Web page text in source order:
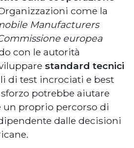
come la
Manufacturers
europea
con le autorità
standard tecnici
di test incrociati e best
potrebbe aiutare
un proprio percorso di
dalle decisioni